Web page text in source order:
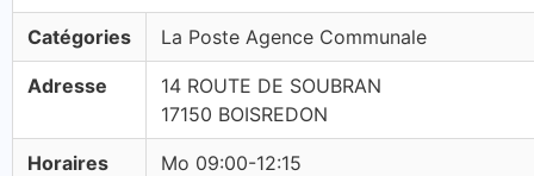
Catégories La Poste Agence Communale
Adresse
14 ROUTE DE SOUBRAN
17150 BOISREDON
Horaires
Mo 09:00-12:15